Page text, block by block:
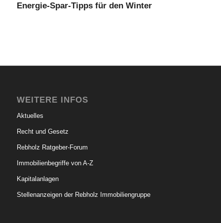
Energie-Spar-Tipps für den Winter
WEITERE INFOS
Aktuelles
Recht und Gesetz
Rebholz Ratgeber-Forum
Immobilienbegriffe von A-Z
Kapitalanlagen
Stellenanzeigen der Rebholz Immobiliengruppe